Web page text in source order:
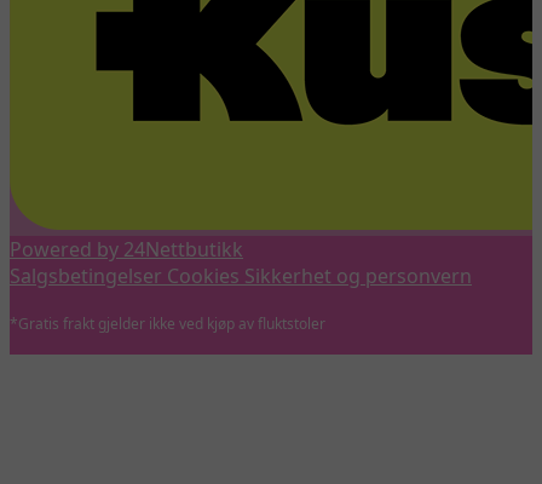
Powered by 24Nettbutikk
Salgsbetingelser Cookies Sikkerhet og personvern
*Gratis frakt gjelder ikke ved kjøp av fluktstoler